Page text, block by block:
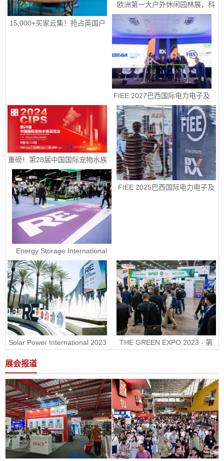
15,000+买家云集！抢占英国户
欧洲第一大户外休闲园林展，科
隆国际园艺、户外休闲及烧烤用
品展 spoga+gafa 圆满收官 下届
定档2027年 6 月 15日至 6 月
17 日
FIEE 2027巴西国际电力电子及
智能能源展销售正式启动
FIEE 2025巴西国际电力电子及
重磅！第28届中国国际宠物水族
展览会定档9月10-13日
Energy Storage International
2023 - 美国国际电池储能展ESI
Solar Power International 2023
- 美国国际太阳能展RE+
THE GREEN EXPO 2023 - 第
30届墨西哥绿色能源展
展会报道